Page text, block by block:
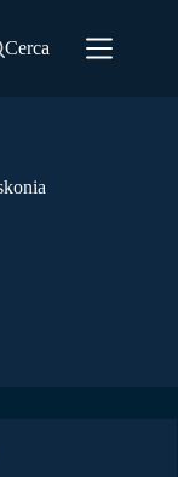
Cerca